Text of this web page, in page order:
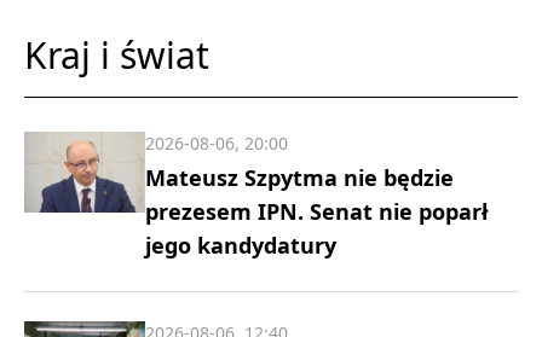
Kraj i świat
Mateusz Szpytma nie będzie
prezesem IPN. Senat nie poparł
jego kandydatury
2026-08-06, 20:00